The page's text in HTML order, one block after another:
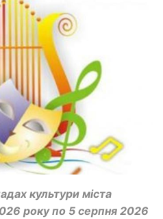
культури міста
року по 5 серпня 2026